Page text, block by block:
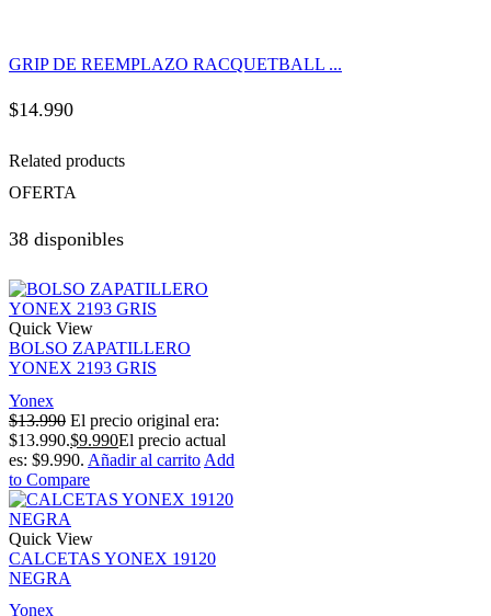
GRIP DE REEMPLAZO RACQUETBALL ...
$14.990
Related products
OFERTA
38 disponibles
Quick View
BOLSO ZAPATILLERO
YONEX 2193 GRIS
Yonex
$13.990 El precio original era:
$13.990.$9.990El precio actual
es: $9.990. Añadir al carrito Add
to Compare
Quick View
CALCETAS YONEX 19120
NEGRA
Yonex